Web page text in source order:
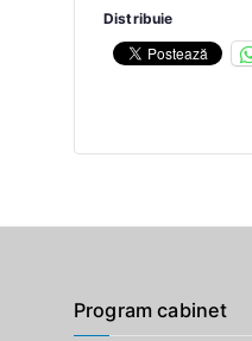
D
l
Distribuie
Program cabinet